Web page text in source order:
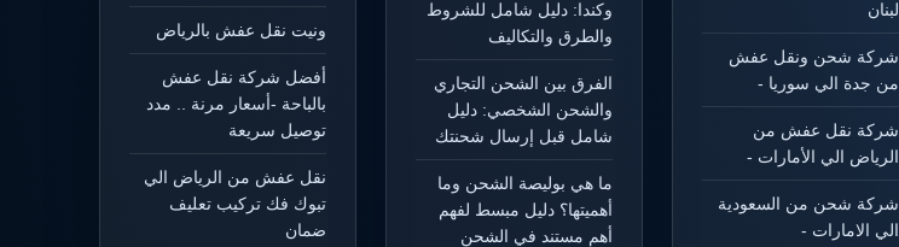
لبنان
شركة شحن ونقل عفش
من جدة الي سوريا -
شركة نقل عفش من
الرياض الي الأمارات -
شركة شحن من السعودية
الي الامارات -
وكندا: دليل شامل للشروط
والطرق والتكاليف
الفرق بين الشحن التجاري
والشحن الشخصي: دليل
شامل قبل إرسال شحنتك
ما هي بوليصة الشحن وما
أهميتها؟ دليل مبسط لفهم
أهم مستند في الشحن
ونيت نقل عفش بالرياض
أفضل شركة نقل عفش
بالباحة -أسعار مرنة .. مدد
توصيل سريعة
نقل عفش من الرياض الي
تبوك فك تركيب تعليف
ضمان